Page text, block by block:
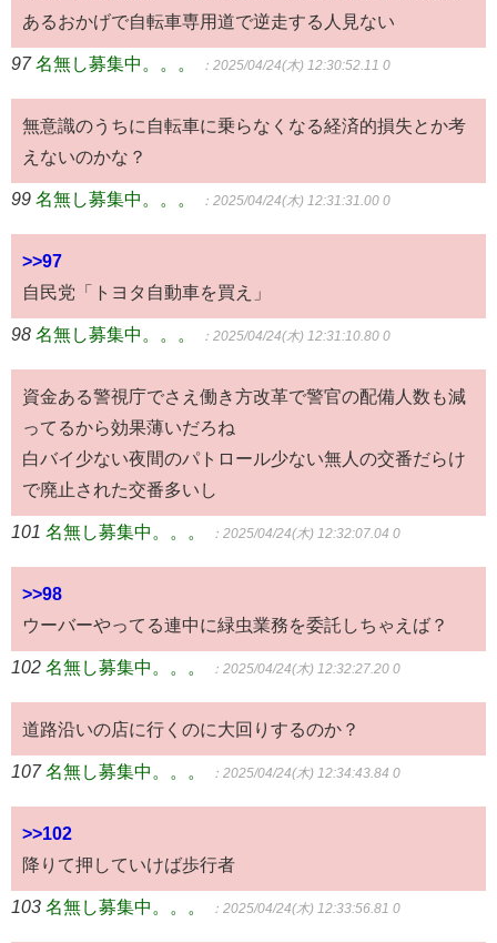
あるおかげで自転車専用道で逆走する人見ない
97 名無し募集中。。。 ：2025/04/24(木) 12:30:52.11 0
無意識のうちに自転車に乗らなくなる経済的損失とか考
えないのかな？
99 名無し募集中。。。 ：2025/04/24(木) 12:31:31.00 0
>>97
自民党「トヨタ自動車を買え」
98 名無し募集中。。。 ：2025/04/24(木) 12:31:10.80 0
資金ある警視庁でさえ働き方改革で警官の配備人数も減
ってるから効果薄いだろね
白バイ少ない夜間のパトロール少ない無人の交番だらけ
で廃止された交番多いし
101 名無し募集中。。。 ：2025/04/24(木) 12:32:07.04 0
>>98
ウーバーやってる連中に緑虫業務を委託しちゃえば？
102 名無し募集中。。。 ：2025/04/24(木) 12:32:27.20 0
道路沿いの店に行くのに大回りするのか？
107 名無し募集中。。。 ：2025/04/24(木) 12:34:43.84 0
>>102
降りて押していけば歩行者
103 名無し募集中。。。 ：2025/04/24(木) 12:33:56.81 0